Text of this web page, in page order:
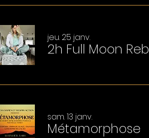
jeu. 25 janv.
2h Full Moon
sam. 13 janv.
Métamorphose